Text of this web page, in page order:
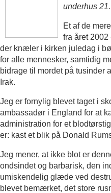
underhus
Et af de
fra året 2002
der knæler i kirken juledag i
for alle mennesker, samtidig
bidrage til mordet på tusinder
Irak.
Jeg er fornylig blevet taget i
ambassadør i England for at
administration for et
er: kast et blik på Donald
Jeg mener, at ikke blot er
ondsindet og barbarisk, den
umiskendelig glæde ved
blevet bemærket, det store